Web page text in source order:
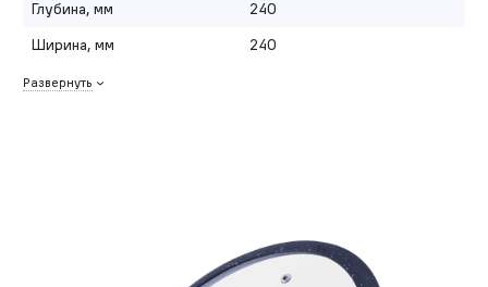
Глубина, мм
240
Ширина, мм
240
Развернуть